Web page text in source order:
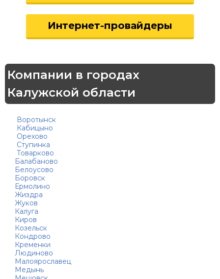
Интернет-провайдеры
Компании в городах
Калужской области
Воротынск
Кабицыно
Орехово
Ступинка
Товарково
Балабаново
Белоусово
Боровск
Ермолино
Жиздра
Жуков
Калуга
Киров
Козельск
Кондрово
Кременки
Людиново
Малоярославец
Медынь